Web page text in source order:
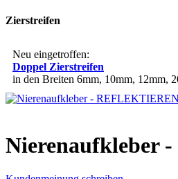
Zierstreifen
Neu eingetroffen:
Doppel Zierstreifen
in den Breiten 6mm, 10mm, 12mm,
Nierenaufkleber